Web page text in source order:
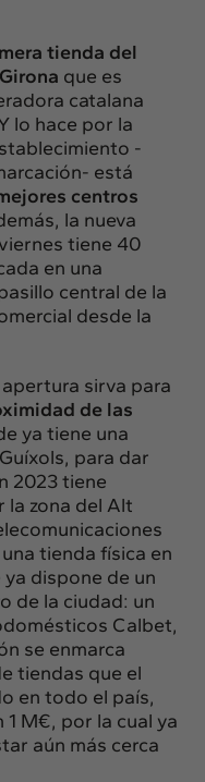
tienda del
que es
catalana
lo hace por la
-
está
centros
la nueva
tiene 40
en una
central de la
desde la
sirva para
de las
ya tiene una
para dar
2023 tiene
zona del Alt
tienda física en
dispone de un
de la ciudad: un
Calbet,
se enmarca
tiendas que el
en todo el país,
M€, por la cual ya
aún más cerca